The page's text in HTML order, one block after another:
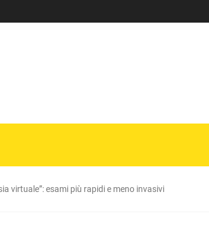
virtuale”: esami più rapidi e meno invasivi